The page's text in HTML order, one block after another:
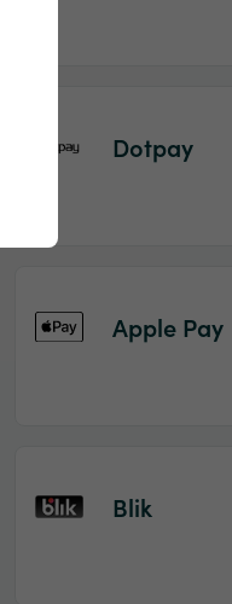
Dotpay
Apple Pay
Blik